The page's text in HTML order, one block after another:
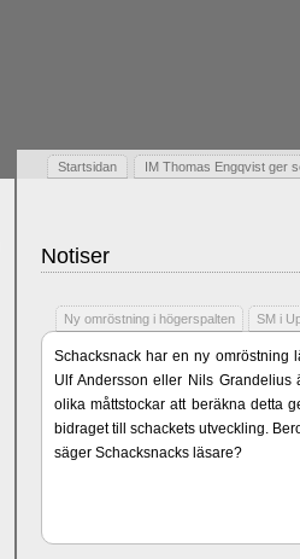
Startsidan IM Thomas Engqvist ger
Notiser
Ny omröstning i högerspalten SM i
Schacksnack har en ny omröstning
Ulf Andersson eller Nils
olika måttstockar att beräkna detta
bidraget till schackets utveckling.
säger Schacksnacks läsare?